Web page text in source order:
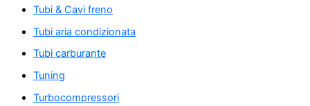
Tubi & Cavi freno
Tubi aria condizionata
Tubi carburante
Tuning
Turbocompressori